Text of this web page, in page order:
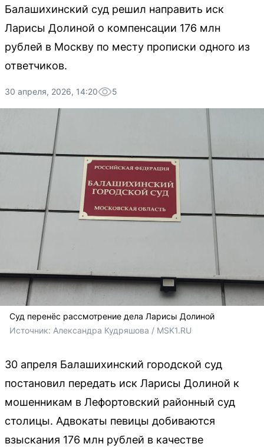
Балашихинский суд решил направить иск
Ларисы Долиной о компенсации 176 млн
рублей в Москву по месту прописки одного из
ответчиков.
30 апреля, 2026, 14:20 5
Суд перенёс рассмотрение дела Ларисы Долиной
Источник: Александра Кудряшова / MSK1.RU
30 апреля Балашихинский городской суд
постановил передать иск Ларисы Долиной к
мошенникам в Лефортовский районный суд
столицы. Адвокаты певицы добиваются
взыскания 176 млн рублей в качестве